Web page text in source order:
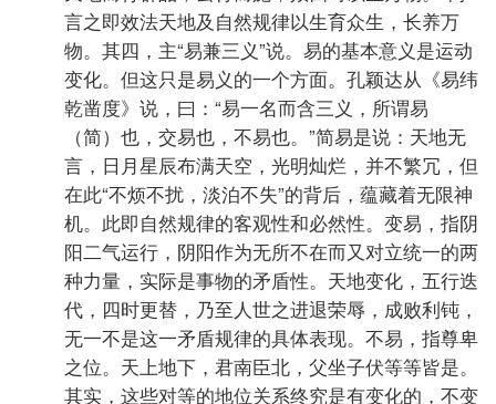
言之即效法天地及自然规律以生育众生，长养万
物。其四，主“易兼三义”说。易的基本意义是运动
变化。但这只是易义的一个方面。孔颖达从《易纬
乾凿度》说，曰：“易一名而含三义，所谓易
（简）也，交易也，不易也。”简易是说：天地无
言，日月星辰布满天空，光明灿烂，并不繁冗，但
在此“不烦不扰，淡泊不失”的背后，蕴藏着无限神
机。此即自然规律的客观性和必然性。变易，指阴
阳二气运行，阴阳作为无所不在而又对立统一的两
种力量，实际是事物的矛盾性。天地变化，五行迭
代，四时更替，乃至人世之进退荣辱，成败利钝，
无一不是这一矛盾规律的具体表现。不易，指尊卑
之位。天上地下，君南臣北，父坐子伏等等皆是。
其实，这些对等的地位关系终究是有变化的，不变